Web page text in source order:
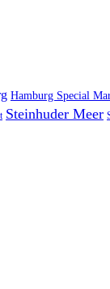
Hamburg Special
Steinhuder Meer